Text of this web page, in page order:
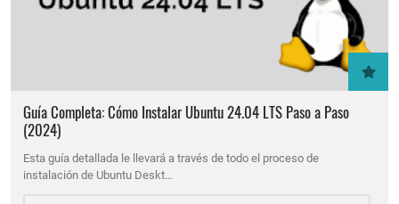
Guía Completa: Cómo Instalar Ubuntu 24.04 LTS Paso a Paso
(2024)
Esta guía detallada le llevará a través de todo el proceso de
instalación de Ubuntu Deskt…